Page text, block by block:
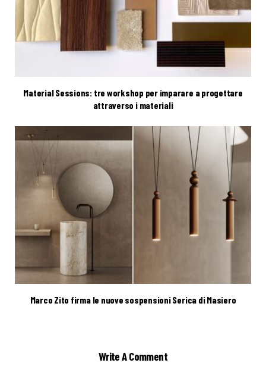
Material Sessions: tre workshop per imparare a progettare
attraverso i materiali
Marco Zito firma le nuove sospensioni Serica di Masiero
Write A Comment